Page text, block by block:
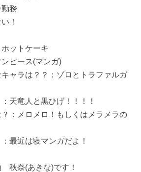
務
！
ットケーキ
ピース(マンガ)
ャラは？？：ゾロとトラファルガ
天竜人と黒ひげ！！！！
：メロメロ！もしくはメラメラの
最近は寝マンガだよ！
秋奈(あきな)です！